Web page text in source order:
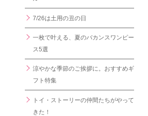
7/26は土用の丑の日
一枚で叶える、夏のバカンスワンピー
ス5選
涼やかな季節のご挨拶に。おすすめギ
フト特集
トイ・ストーリーの仲間たちがやって
きた！